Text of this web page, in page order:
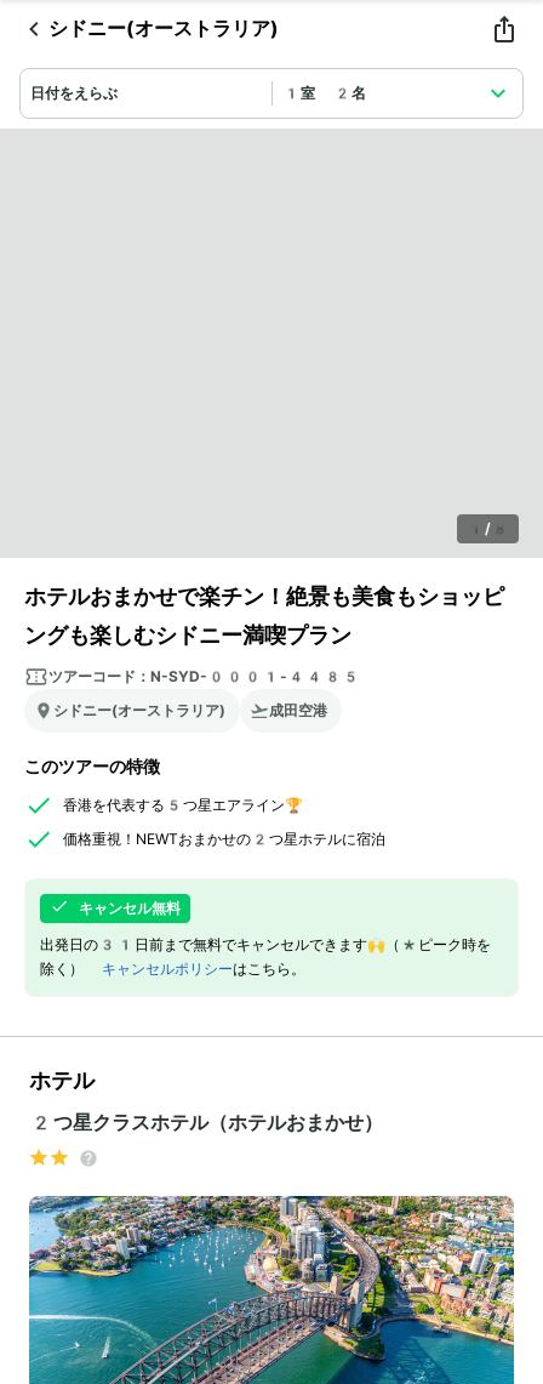
シドニー(オーストラリア)
日付をえらぶ 1室 2名
1 / 8
ホテルおまかせで楽チン！絶景も美食もショッピ
ングも楽しむシドニー満喫プラン
ツアーコード： N-SYD-0001-4485
シドニー(オーストラリア)
成田空港
このツアーの特徴
香港を代表する5つ星エアライン🏆
価格重視！NEWTおまかせの2つ星ホテルに宿泊
キャンセル無料
出発日の31日前まで無料でキャンセルできます🙌（*ピーク時を
除く） キャンセルポリシーはこちら。
ホテル
2つ星クラスホテル（ホテルおまかせ）